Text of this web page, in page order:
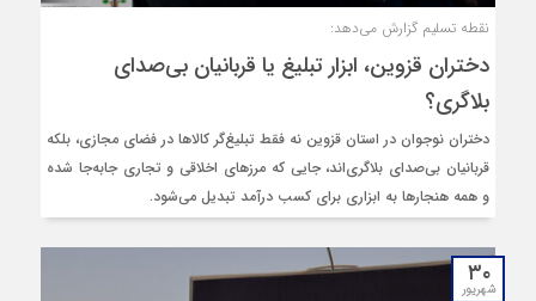
نقطه تسلیم گزارش می‌دهد:
دختران قزوین، ابزار تبلیغ یا قربانیان بی‌صدای
بلاگری؟
دختران نوجوان در استان قزوین نه فقط تبلیغ‌گر کالاها در فضای مجازی، بلکه
قربانیان بی‌صدای بلاگری‌اند، جایی که مرزهای اخلاقی و تجاری جابه‌جا شده
و همه هنجارها به ابزاری برای کسب درآمد تبدیل می‌شود.
۳۰
شهریور